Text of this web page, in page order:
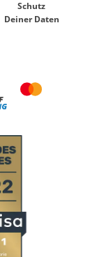
Schutz
Deiner Daten